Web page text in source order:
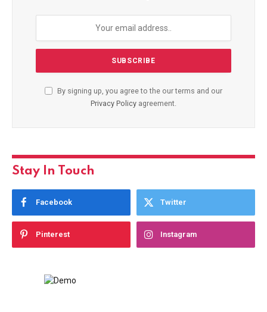
By signing up, you agree to the our terms and our
Privacy Policy agreement.
Stay In Touch
Facebook Twitter
Pinterest Instagram